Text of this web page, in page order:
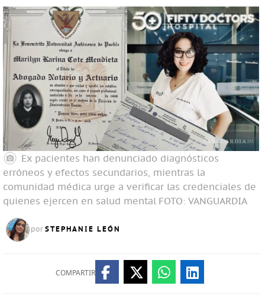
Ex pacientes han denunciado diagnósticos
erróneos y efectos secundarios, mientras la
comunidad médica urge a verificar las credenciales de
quienes ejercen en salud mental FOTO: VANGUARDIA
por STEPHANIE LEÓN
COMPARTIR